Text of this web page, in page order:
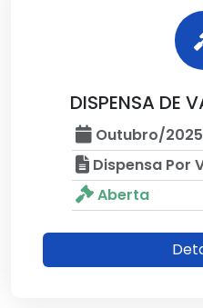
DISPENSA DE
Outubro/2025
Dispensa Por
Aberta